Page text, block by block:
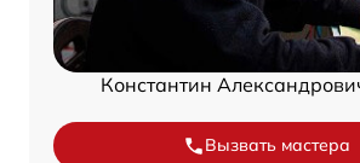
Константин
Вызвать мастера